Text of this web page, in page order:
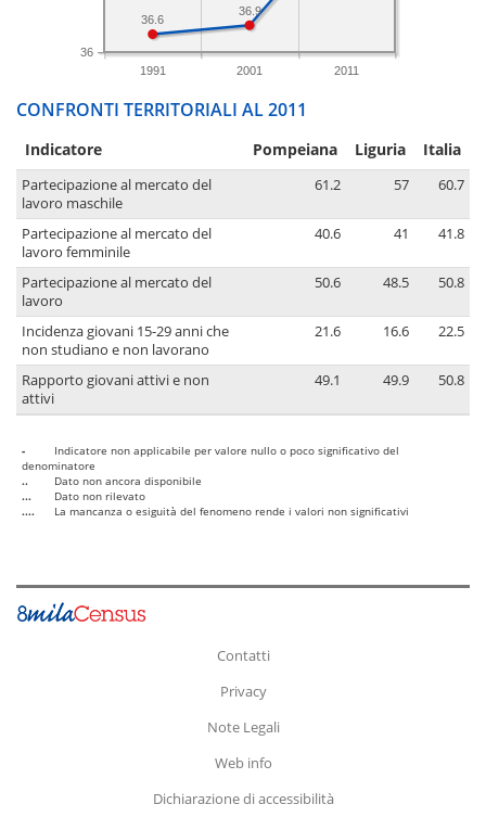
1991 2001 2011
36
36.9
36.6
CONFRONTI TERRITORIALI AL 2011
Indicatore Pompeiana Liguria Italia
Partecipazione al mercato del
lavoro maschile
61.2 57 60.7
Partecipazione al mercato del
lavoro femminile
40.6 41 41.8
Partecipazione al mercato del
lavoro
50.6 48.5 50.8
Incidenza giovani 15-29 anni che
non studiano e non lavorano
21.6 16.6 22.5
Rapporto giovani attivi e non
attivi
49.1 49.9 50.8
-
Indicatore non applicabile per valore nullo o poco significativo del
denominatore
..
Dato non ancora disponibile
...
Dato non rilevato
....
La mancanza o esiguità del fenomeno rende i valori non significativi
Contatti
Privacy
Note Legali
Web info
Dichiarazione di accessibilità